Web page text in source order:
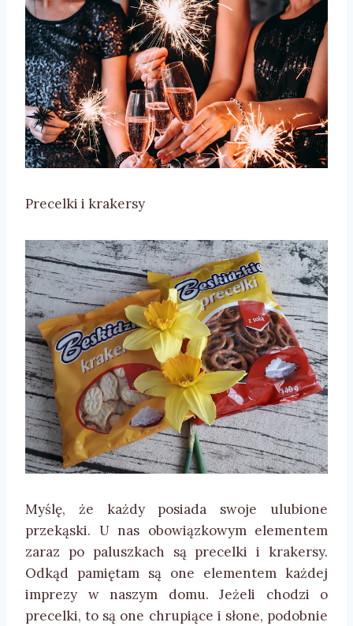
Precelki i krakersy
Myślę, że każdy posiada swoje ulubione
przekąski. U nas obowiązkowym elementem
zaraz po paluszkach są precelki i krakersy.
Odkąd pamiętam są one elementem każdej
imprezy w naszym domu. Jeżeli chodzi o
precelki, to są one chrupiące i słone, podobnie